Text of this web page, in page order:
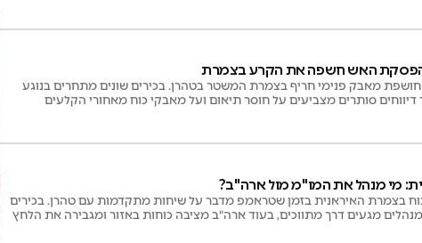
הפסקת האש חשפה את הקרע בצמרת
מאבק פנימי חריף בצמרת המשטר בטהרן. בכירים שונים מתחרים בנוגע
סותרים מצביעים על חוסר תיאום ועל מאבקי כוח מאחורי הקלעים
מי מנהל את המו"מ מול ארה"ב?
בצמרת האיראנית בזמן שטראמפ מדבר על שיחות מתקדמות עם טהרן. בכירים
מגעים דרך מתווכים, בעוד ארה"ב מציבה כוחות באזור ומגבירה את הלחץ